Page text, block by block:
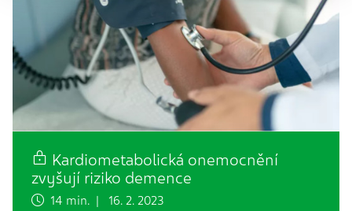
Kardiometabolická onemocnění
zvyšují riziko demence
14 min. | 16. 2. 2023